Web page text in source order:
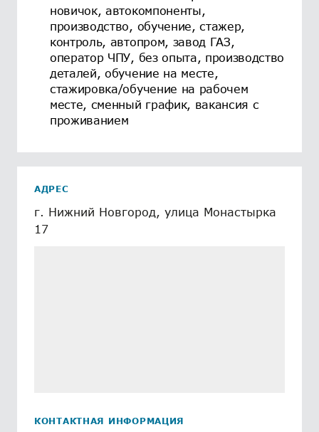
новичок, автокомпоненты,
производство, обучение, стажер,
контроль, автопром, завод ГАЗ,
оператор ЧПУ, без опыта, производство
деталей, обучение на месте,
стажировка/обучение на рабочем
месте, сменный график, вакансия с
проживанием
АДРЕС
г. Нижний Новгород, улица Монастырка
17
КОНТАКТНАЯ ИНФОРМАЦИЯ